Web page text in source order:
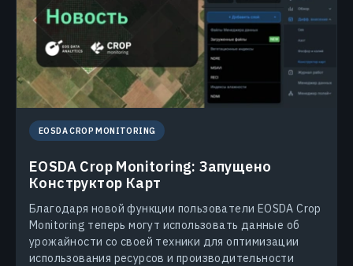
EOSDA CROP MONITORING
EOSDA Crop Monitoring: Запущено
Конструктор Карт
Благодаря новой функции пользователи EOSDA Crop
Monitoring теперь могут использовать данные об
урожайности со своей техники для оптимизации
использования ресурсов и производительности